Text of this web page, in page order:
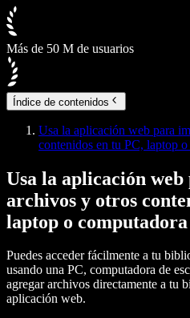
Más de 50 M de usuarios
Índice de contenidos
Usa la aplicación web para
contenidos en tu PC, laptop
Usa la aplicación
archivos y otros
laptop o
Puedes acceder fácilmente a tu
usando una PC, computadora de
agregar archivos directamente a tu
aplicación web.